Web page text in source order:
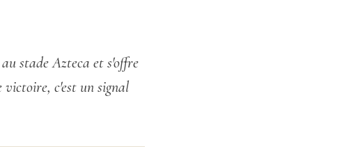
stade Azteca et s'offre
victoire, c'est un signal